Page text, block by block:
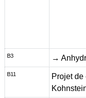
B3 →
B11
Projet de